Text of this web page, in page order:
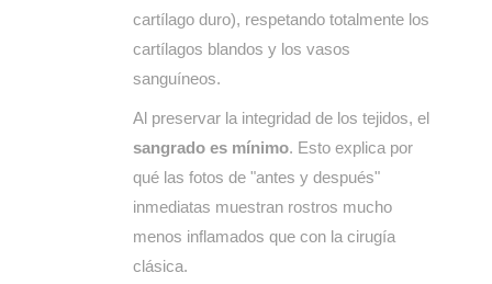
cartílago duro), respetando totalmente los
cartílagos blandos y los vasos
sanguíneos.
Al preservar la integridad de los tejidos, el
sangrado es mínimo. Esto explica por
qué las fotos de "antes y después"
inmediatas muestran rostros mucho
menos inflamados que con la cirugía
clásica.